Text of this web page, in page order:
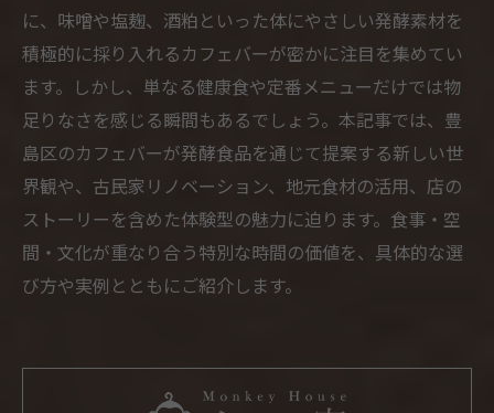
に、味噌や塩麹、酒粕といった体にやさしい発酵素材を
積極的に採り入れるカフェバーが密かに注目を集めてい
ます。しかし、単なる健康食や定番メニューだけでは物
足りなさを感じる瞬間もあるでしょう。本記事では、豊
島区のカフェバーが発酵食品を通じて提案する新しい世
界観や、古民家リノベーション、地元食材の活用、店の
ストーリーを含めた体験型の魅力に迫ります。食事・空
間・文化が重なり合う特別な時間の価値を、具体的な選
び方や実例とともにご紹介します。